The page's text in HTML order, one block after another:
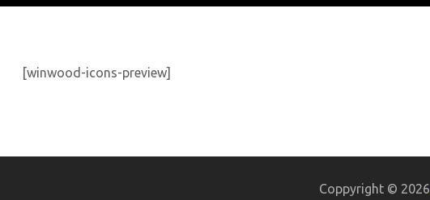
[winwood-icons-preview]
Coppyright © 2026